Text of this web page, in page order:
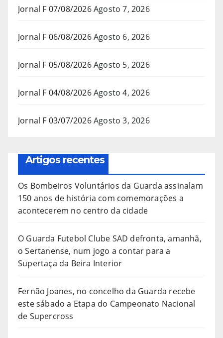
Jornal F 07/08/2026Agosto 7, 2026
Jornal F 06/08/2026Agosto 6, 2026
Jornal F 05/08/2026Agosto 5, 2026
Jornal F 04/08/2026Agosto 4, 2026
Jornal F 03/07/2026Agosto 3, 2026
Artigos recentes
Os Bombeiros Voluntários da Guarda assinalam
150 anos de história com comemorações a
acontecerem no centro da cidade
O Guarda Futebol Clube SAD defronta, amanhã,
o Sertanense, num jogo a contar para a
Supertaça da Beira Interior
Fernão Joanes, no concelho da Guarda recebe
este sábado a Etapa do Campeonato Nacional
de Supercross